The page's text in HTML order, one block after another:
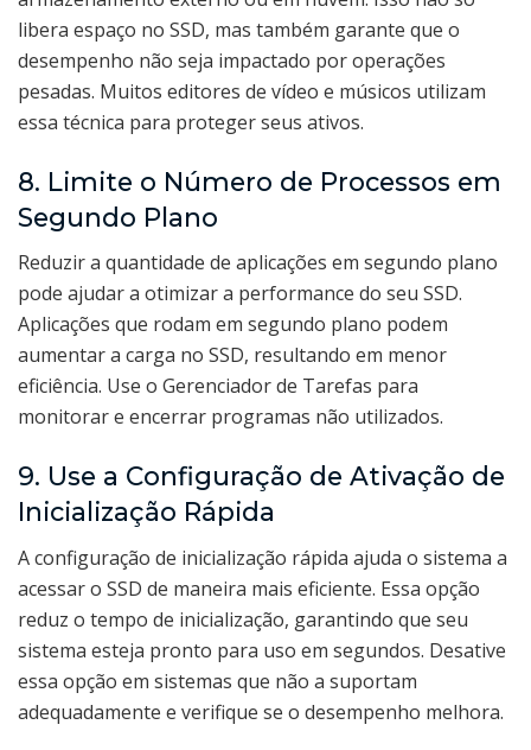
libera espaço no SSD, mas também garante que o
desempenho não seja impactado por operações
pesadas. Muitos editores de vídeo e músicos utilizam
essa técnica para proteger seus ativos.
8. Limite o Número de Processos em
Segundo Plano
Reduzir a quantidade de aplicações em segundo plano
pode ajudar a otimizar a performance do seu SSD.
Aplicações que rodam em segundo plano podem
aumentar a carga no SSD, resultando em menor
eficiência. Use o Gerenciador de Tarefas para
monitorar e encerrar programas não utilizados.
9. Use a Configuração de Ativação de
Inicialização Rápida
A configuração de inicialização rápida ajuda o sistema a
acessar o SSD de maneira mais eficiente. Essa opção
reduz o tempo de inicialização, garantindo que seu
sistema esteja pronto para uso em segundos. Desative
essa opção em sistemas que não a suportam
adequadamente e verifique se o desempenho melhora.